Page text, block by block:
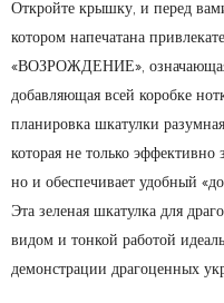
Откройте крышку, и перед
котором напечатана
«ВОЗРОЖДЕНИЕ»,
добавляющая всей коробке
планировка шкатулки
которая не только
но и обеспечивает удобный
Эта зеленая шкатулка для
видом и тонкой работой
демонстрации драгоценных